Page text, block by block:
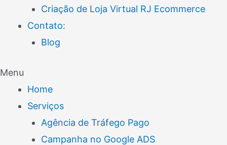
Criação de Loja Virtual RJ Ecommerce
Contato:
Blog
Menu
Home
Serviços
Agência de Tráfego Pago
Campanha no Google ADS